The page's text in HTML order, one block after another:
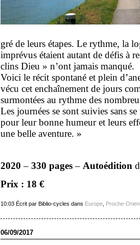
gré de leurs étapes. Le rythme, la
imprévus étaient autant de défis à
clins Dieu » n’ont jamais manqué.
Voici le récit spontané et plein
vécu cet enchaînement de jours
surmontées au rythme des
Les journées se sont suivies sans
pour leur bonne humeur et leurs
une belle aventure. »
2020 – 330 pages– Autoédition
Prix : 18 €
10:03 Écrit par Biblio-cycles dans Europe, Proche-
06/09/2017